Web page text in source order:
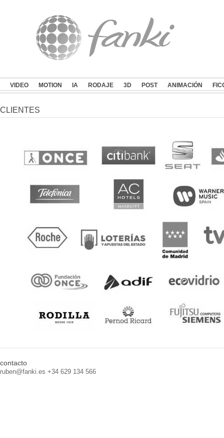
VIDEO MOTION IA RODAJE 3D POST ANIMACIÓN
CLIENTES
contacto
ruben@fanki.es +34 629 134 566